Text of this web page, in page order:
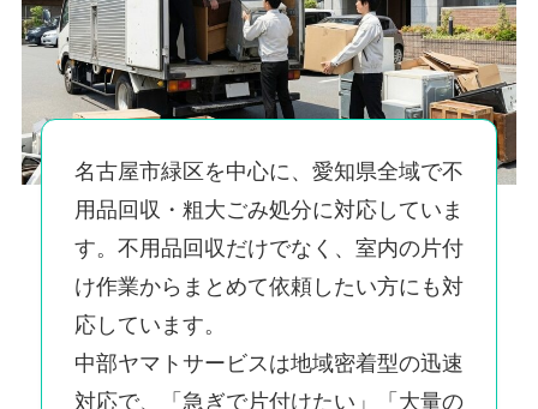
名古屋市緑区を中心に、愛知県全域で不
用品回収・粗大ごみ処分に対応していま
す。不用品回収だけでなく、室内の片付
け作業からまとめて依頼したい方にも対
応しています。
中部ヤマトサービスは地域密着型の迅速
対応で、「急ぎで片付けたい」「大量の